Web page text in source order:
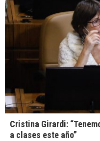
Cristina Girardi:
a clases este año”